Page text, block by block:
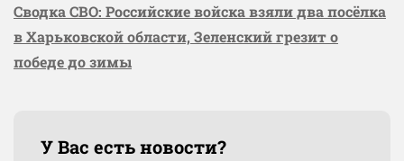
Сводка СВО: Российские войска взяли два посёлка
в Харьковской области, Зеленский грезит о
победе до зимы
У Вас есть новости?